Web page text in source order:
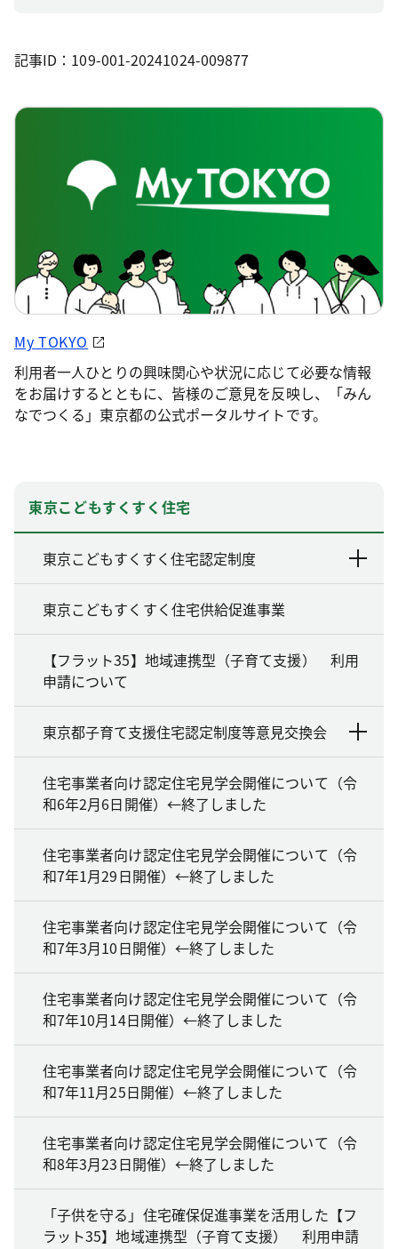
記事ID：109-001-20241024-009877
My TOKYO
利用者一人ひとりの興味関心や状況に応じて必要な情報
をお届けするとともに、皆様のご意見を反映し、「みん
なでつくる」東京都の公式ポータルサイトです。
東京こどもすくすく住宅
東京こどもすくすく住宅認定制度
東京こどもすくすく住宅供給促進事業
【フラット35】地域連携型（子育て支援） 利用
申請について
東京都子育て支援住宅認定制度等意見交換会
住宅事業者向け認定住宅見学会開催について（令
和6年2月6日開催）←終了しました
住宅事業者向け認定住宅見学会開催について（令
和7年1月29日開催）←終了しました
住宅事業者向け認定住宅見学会開催について（令
和7年3月10日開催）←終了しました
住宅事業者向け認定住宅見学会開催について（令
和7年10月14日開催）←終了しました
住宅事業者向け認定住宅見学会開催について（令
和7年11月25日開催）←終了しました
住宅事業者向け認定住宅見学会開催について（令
和8年3月23日開催）←終了しました
「子供を守る」住宅確保促進事業を活用した【フ
ラット35】地域連携型（子育て支援） 利用申請